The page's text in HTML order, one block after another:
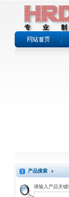
产品搜索
请输入产品关键